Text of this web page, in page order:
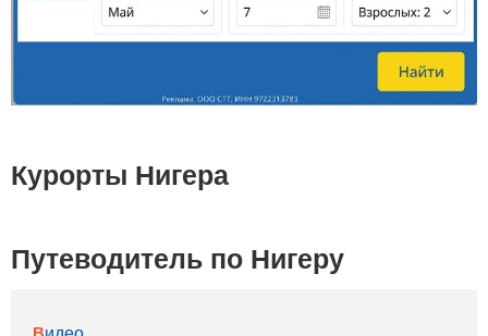
Курорты Нигера
Путеводитель по Нигеру